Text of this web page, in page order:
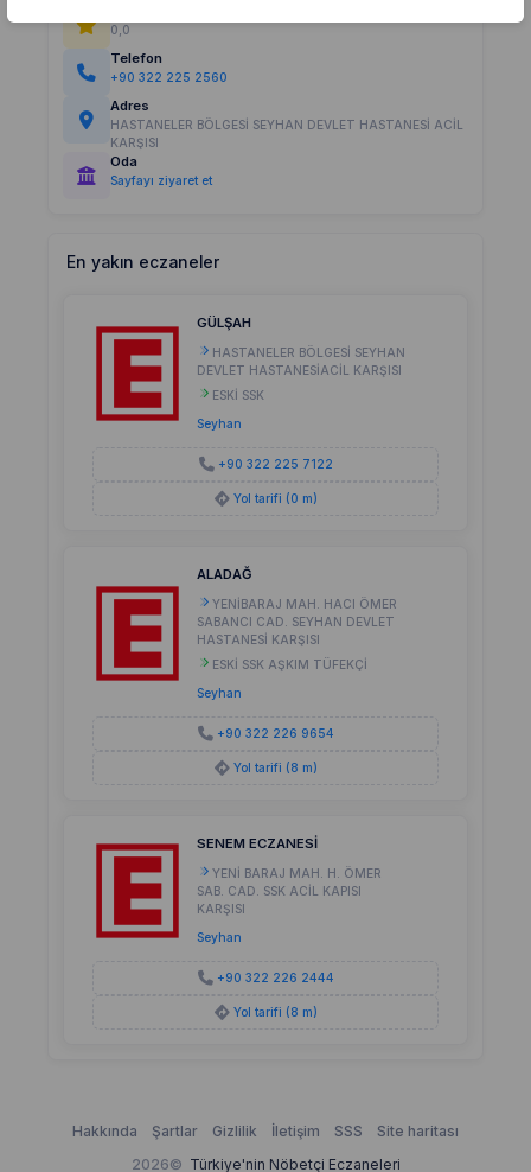
0,0
Telefon
+90 322 225 2560
Adres
HASTANELER BÖLGESİ SEYHAN DEVLET HASTANESİ ACİL
KARŞISI
Oda
Sayfayı ziyaret et
En yakın eczaneler
GÜLŞAH
HASTANELER BÖLGESİ SEYHAN
DEVLET HASTANESİACİL KARŞISI
ESKİ SSK
Seyhan
+90 322 225 7122
Yol tarifi (0 m)
ALADAĞ
YENİBARAJ MAH. HACI ÖMER
SABANCI CAD. SEYHAN DEVLET
HASTANESİ KARŞISI
ESKİ SSK AŞKIM TÜFEKÇİ
Seyhan
+90 322 226 9654
Yol tarifi (8 m)
SENEM ECZANESİ
YENİ BARAJ MAH. H. ÖMER
SAB. CAD. SSK ACİL KAPISI
KARŞISI
Seyhan
+90 322 226 2444
Yol tarifi (8 m)
2026© Türkiye'nin Nöbetçi Eczaneleri
Hakkında Şartlar Gizlilik İletişim SSS Site haritası